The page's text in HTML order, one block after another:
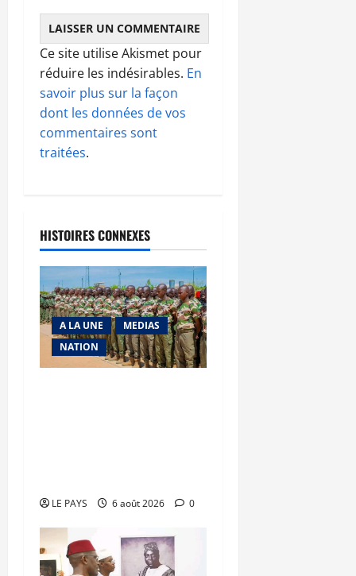
Ce site utilise Akismet pour
réduire les indésirables. En
savoir plus sur la façon
dont les données de vos
commentaires sont
traitées.
HISTOIRES CONNEXES
A LA UNE
MEDIAS
NATION
LE PAYS 6 août 2026 0